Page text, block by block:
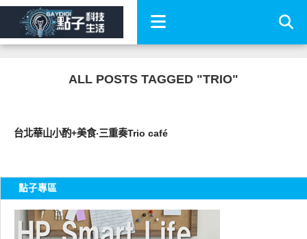
ALL POSTS TAGGED "TRIO"
台北華山小酌+美食‧三重奏Trio café
點子專區